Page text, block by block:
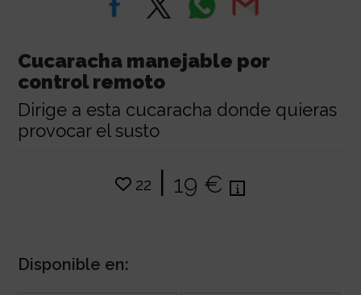
Cucaracha manejable por
control remoto
Dirige a esta cucaracha donde quieras
provocar el susto
22 | 19 €
Disponible en: